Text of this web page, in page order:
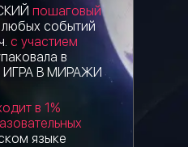
пошаговый
событий
с участием
в
ИГРА В МИРАЖИ
в 1%
языке